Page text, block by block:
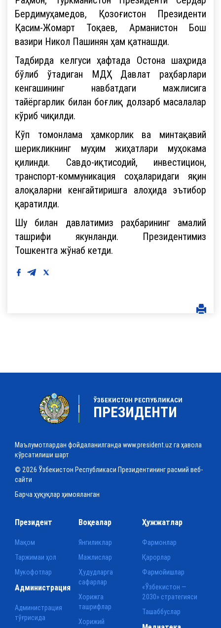
Бердимуҳамедов, Қозоғистон Президенти
Қасим-Жомарт Тоқаев, Арманистон Бош
вазири Никол Пашинян ҳам қатнашди.
Тадбирда келгуси ҳафтада Остона шаҳрида
бўлиб ўтадиган МДҲ Давлат раҳбарлари
кенгашининг навбатдаги мажлисига
тайёргарлик билан боғлиқ долзарб масалалар
кўриб чиқилди.
Кўп томонлама ҳамкорлик ва минтақавий
шерикликнинг муҳим жиҳатлари муҳокама
қилинди. Савдо-иқтисодий, инвестицион,
транспорт-коммуникация соҳаларидаги яқин
алоқаларни кенгайтиришга алоҳида эътибор
қаратилди.
Шу билан давлатимиз раҳбарининг амалий
ташрифи якунланди. Президентимиз
Тошкентга жўнаб кетди.
ЎЗБЕКИСТОН РЕСПУБЛИКАСИ
ПРЕЗИДЕНТИ
Маълумотлардан фойдаланилганда www.president.uz га ҳавола
кўрсатилиши шарт
© 2026 Ўзбекистон Республикаси Президентининг расмий веб-
сайти
Барча ҳуқуқлар ҳимояланган
Президент
Мақом
Таржимаи ҳол
Мукофотлар
Воқеалар
Янгиликлар
Мажлислар
Ҳудудларга
сафарлар
Хорижга
ташрифлар
Хорижий
Ҳужжатлар
Фармонлар
Қарорлар
Фармойишлар
«Ўзбекистон —
2030» стратегияси
Ташаббуслар
Администрация
Администрация
тўғрисида